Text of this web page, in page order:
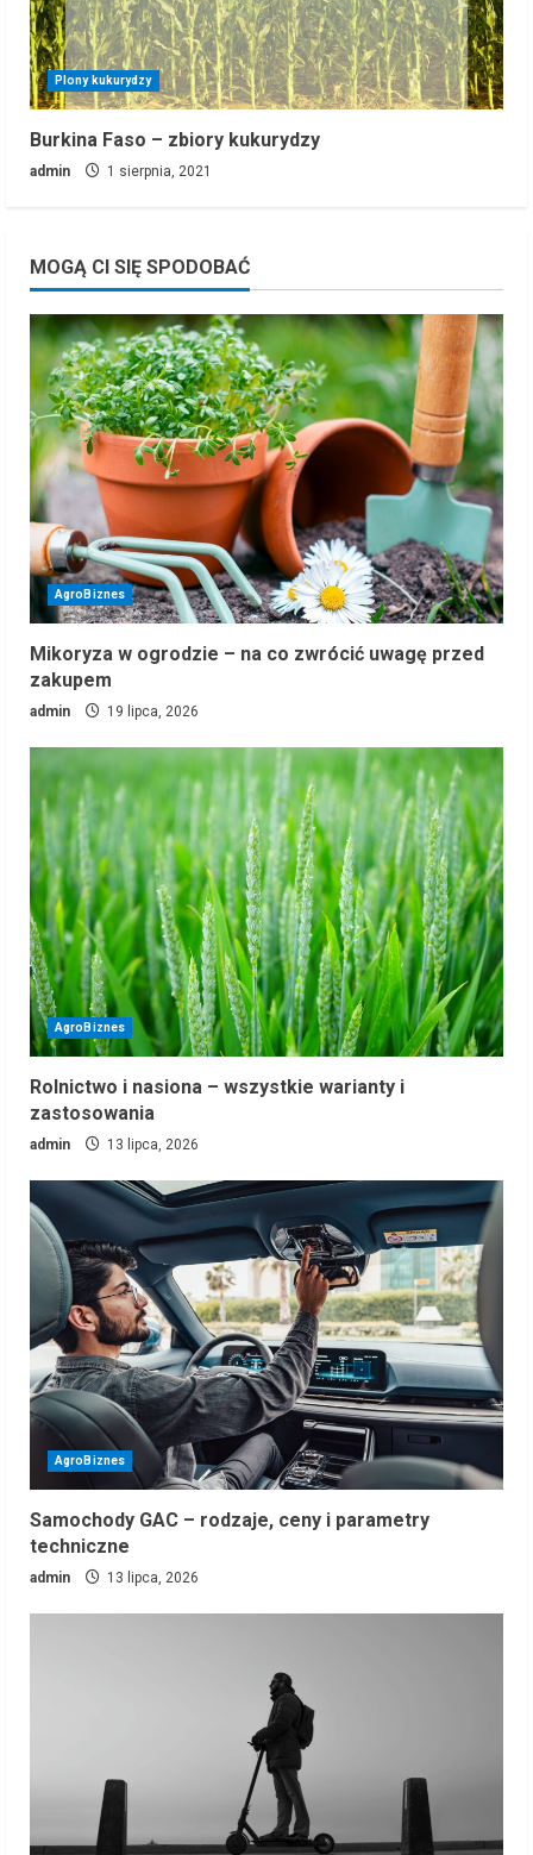
Plony kukurydzy
Burkina Faso – zbiory kukurydzy
admin 1 sierpnia, 2021
MOGĄ CI SIĘ SPODOBAĆ
AgroBiznes
Mikoryza w ogrodzie – na co zwrócić uwagę przed
zakupem
admin 19 lipca, 2026
AgroBiznes
Rolnictwo i nasiona – wszystkie warianty i
zastosowania
admin 13 lipca, 2026
AgroBiznes
Samochody GAC – rodzaje, ceny i parametry
techniczne
admin 13 lipca, 2026